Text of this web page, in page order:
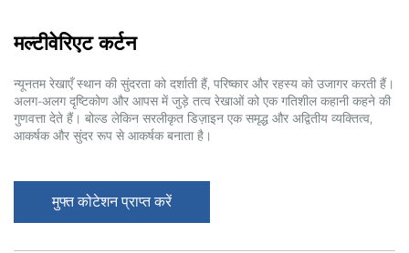
मल्टीवेरिएट कर्टन
न्यूनतम रेखाएँ स्थान की सुंदरता को दर्शाती हैं, परिष्कार और रहस्य को उजागर करती हैं।
अलग-अलग दृष्टिकोण और आपस में जुड़े तत्व रेखाओं को एक गतिशील कहानी कहने की
गुणवत्ता देते हैं। बोल्ड लेकिन सरलीकृत डिज़ाइन एक समृद्ध और अद्वितीय व्यक्तित्व,
आकर्षक और सुंदर रूप से आकर्षक बनाता है।
मुफ्त कोटेशन प्राप्त करें